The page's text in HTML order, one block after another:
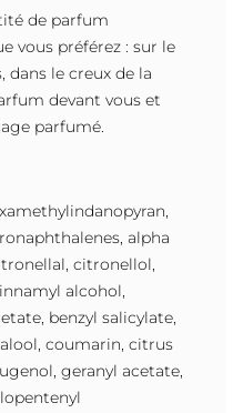
de parfum
vous préférez : sur le
dans le creux de la
devant vous et
parfumé.
alpha
citronellol,
alcohol,
benzyl salicylate,
coumarin, citrus
geranyl acetate,